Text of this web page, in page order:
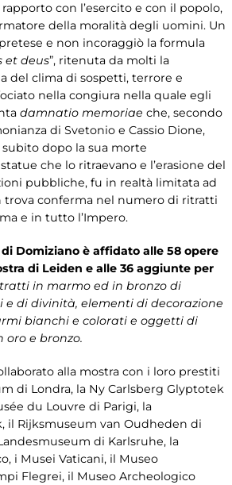
con l’esercito e con il popolo,
della moralità degli uomini. Un
e non incoraggiò la formula
et deus”, ritenuta da molti la
del clima di sospetti, terrore e
nella congiura nella quale egli
damnatio memoriae che, secondo
di Svetonio e Cassio Dione,
dopo la sua morte
che lo ritraevano e l’erasione del
pubbliche, fu in realtà limitata ad
trova conferma nel numero di ritratti
e in tutto l’Impero.
Domiziano è affidato alle 58 opere
di Leiden e alle 36 aggiunte per
in marmo ed in bronzo di
di divinità, elementi di decorazione
bianchi e colorati e oggetti di
oro e bronzo.
alla mostra con i loro prestiti
di Londra, la Ny Carlsberg Glyptotek
du Louvre di Parigi, la
il Rijksmuseum van Oudheden di
di Karlsruhe, la
i Musei Vaticani, il Museo
Flegrei, il Museo Archeologico